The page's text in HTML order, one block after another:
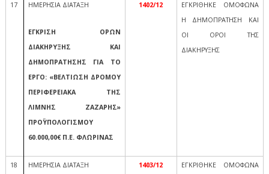
17 ΗΜΕΡΗΣΙΑ ΔΙΑΤΑΞΗ
ΕΓΚΡΙΣΗ ΟΡΩΝ
ΔΙΑΚΗΡΥΞΗΣ ΚΑΙ
ΔΗΜΟΠΡΑΤΗΣΗΣ ΓΙΑ ΤΟ
ΕΡΓΟ: «ΒΕΛΤΙΩΣΗ ΔΡΟΜΟΥ
ΠΕΡΙΦΕΡΕΙΑΚΑ ΤΗΣ
ΛΙΜΝΗΣ ΖΑΖΑΡΗΣ»
ΠΡΟΫΠΟΛΟΓΙΣΜΟΥ
60.000,00€ Π.Ε. ΦΛΩΡΙΝΑΣ
1402/12
ΕΓΚΡΙΘΗΚΕ ΟΜΟΦΩΝΑ
Η ΔΗΜΟΠΡΑΤΗΣΗ ΚΑΙ
ΟΙ ΟΡΟΙ ΤΗΣ
ΔΙΑΚΗΡΥΞΗΣ
18 ΗΜΕΡΗΣΙΑ ΔΙΑΤΑΞΗ 1403/12
ΕΓΚΡΙΘΗΚΕ ΟΜΟΦΩΝΑ